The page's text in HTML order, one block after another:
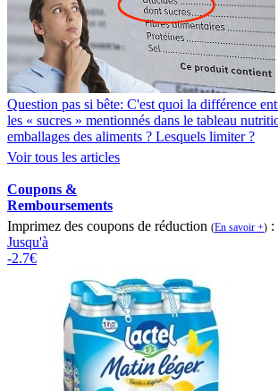
Question pas si bête: C'est quoi la différence
les « sucres » mentionnés dans le tableau
emballages des aliments ? Lesquels limiter ?
Voir tous les articles
Coupons &
Remboursements
Imprimez des coupons de réduction (En savoir +) :
Jusqu'à
-2.7€